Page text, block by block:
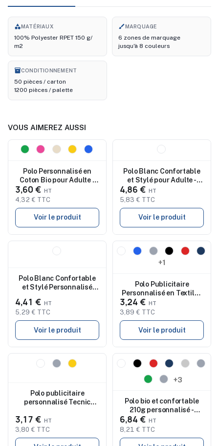
categoryMATÉRIAUX
100% Polyester RPET 150 g/
m2
brushMARQUAGE
6 zones de marquage
jusqu'à 8 couleurs
inventory_2
CONDITIONNEMENT
50 pièces / carton
1200 pièces / palette
VOUS AIMEREZ AUSSI
Nouveau
Polo Personnalisé en
Coton Bio pour Adulte -
Ment
3,60 €
4,32 € TTC
Voir le produit
Polo Blanc Confortable
et Stylé pour Adulte -
Koupan
4,86 €
5,83 € TTC
Voir le produit
Polo Blanc Confortable
et Stylé Personnalisé
4,41 €
5,29 € TTC
Voir le produit
Nouveau
+1
Polo Publicitaire
Personnalisé en Textile -
Tecnic Ratlam
3,24 €
3,89 € TTC
Voir le produit
Nouveau
Polo publicitaire
personnalisé Tecnic
3,17 €
3,80 € TTC
Nouveau
+3
Polo bio et confortable
210g personnalisé -
PEGASE
6,84 €
8,21 € TTC